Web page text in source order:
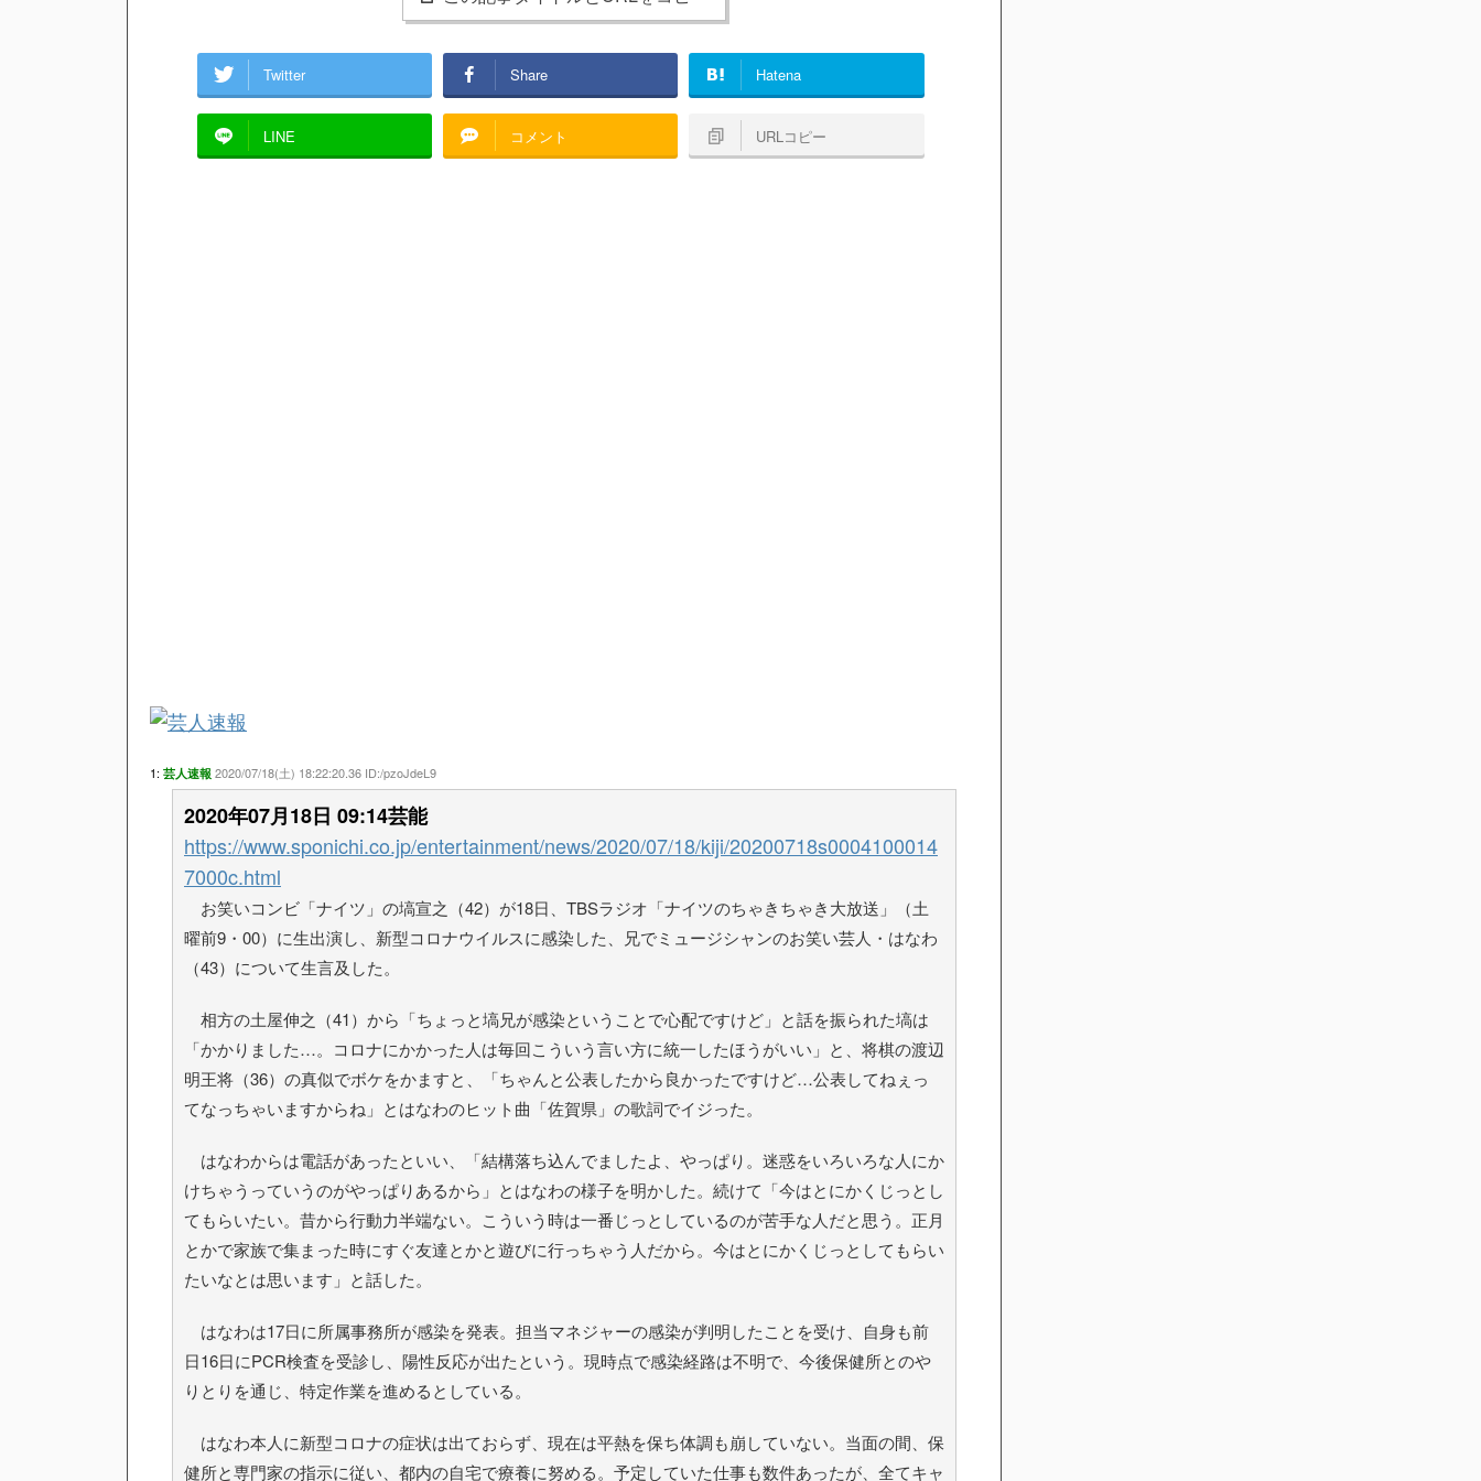
Twitter Share Hatena
LINE コメント URLコピー
1: 芸人速報 2020/07/18(土) 18:22:20.36 ID:/pzoJdeL9
2020年07月18日 09:14芸能
https://www.sponichi.co.jp/entertainment/news/2020/07/18/kiji/20200718s0004100014
7000c.html
お笑いコンビ「ナイツ」の塙宣之（42）が18日、TBSラジオ「ナイツのちゃきちゃき大放送」（土
曜前9・00）に生出演し、新型コロナウイルスに感染した、兄でミュージシャンのお笑い芸人・はなわ
（43）について生言及した。
相方の土屋伸之（41）から「ちょっと塙兄が感染ということで心配ですけど」と話を振られた塙は
「かかりました…。コロナにかかった人は毎回こういう言い方に統一したほうがいい」と、将棋の渡辺
明王将（36）の真似でボケをかますと、「ちゃんと公表したから良かったですけど…公表してねぇっ
てなっちゃいますからね」とはなわのヒット曲「佐賀県」の歌詞でイジった。
はなわからは電話があったといい、「結構落ち込んでましたよ、やっぱり。迷惑をいろいろな人にか
けちゃうっていうのがやっぱりあるから」とはなわの様子を明かした。続けて「今はとにかくじっとし
てもらいたい。昔から行動力半端ない。こういう時は一番じっとしているのが苦手な人だと思う。正月
とかで家族で集まった時にすぐ友達とかと遊びに行っちゃう人だから。今はとにかくじっとしてもらい
たいなとは思います」と話した。
はなわは17日に所属事務所が感染を発表。担当マネジャーの感染が判明したことを受け、自身も前
日16日にPCR検査を受診し、陽性反応が出たという。現時点で感染経路は不明で、今後保健所とのや
りとりを通じ、特定作業を進めるとしている。
はなわ本人に新型コロナの症状は出ておらず、現在は平熱を保ち体調も崩していない。当面の間、保
健所と専門家の指示に従い、都内の自宅で療養に努める。予定していた仕事も数件あったが、全てキャ